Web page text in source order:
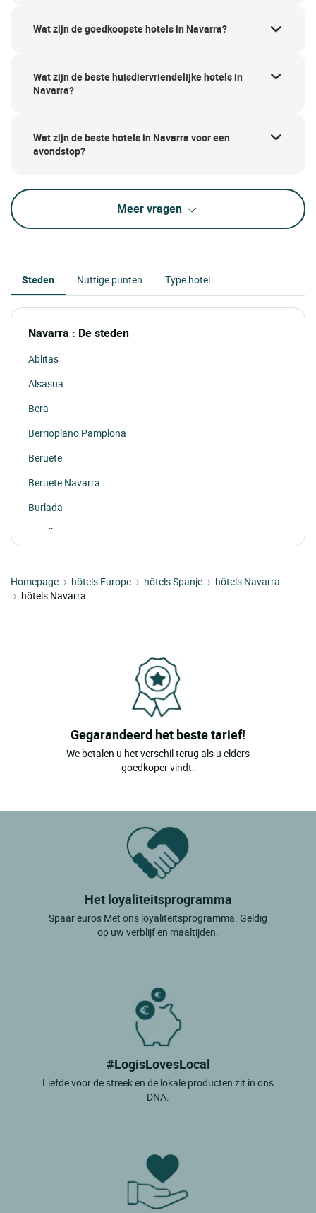
Wat zijn de goedkoopste hotels in Navarra?
Wat zijn de beste huisdiervriendelijke hotels in
Navarra?
Wat zijn de beste hotels in Navarra voor een
avondstop?
Meer vragen
Steden Nuttige punten Type hotel
Navarra : De steden
Ablitas
Alsasua
Bera
Berrioplano Pamplona
Beruete
Beruete Navarra
Burlada
Corella
Ecay
Imarcoain
Marcilla
Pamplona C.transporte
Homepage hôtels Europe hôtels Spanje
hôtels Navarra
hôtels Navarra
Gegarandeerd het beste tarief!
We betalen u het verschil terug als u elders
goedkoper vindt.
Het loyaliteitsprogramma
Spaar euros Met ons loyaliteitsprogramma. Geldig
op uw verblijf en maaltijden.
#LogisLovesLocal
Liefde voor de streek en de lokale producten zit in ons
DNA.